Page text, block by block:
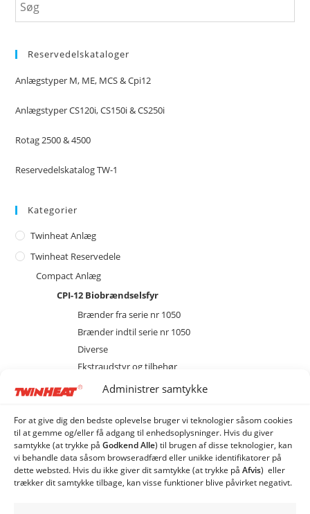
Administrer samtykke
For at give dig den bedste oplevelse bruger vi teknologier såsom cookies
til at gemme og/eller få adgang til enhedsoplysninger. Hvis du giver
samtykke (at trykke på Godkend Alle) til brugen af ​​disse teknologier, kan
vi behandle data såsom browseradfærd eller unikke identifikatorer på
dette websted. Hvis du ikke giver dit samtykke (at trykke på Afvis) eller
trækker dit samtykke tilbage, kan visse funktioner blive påvirket negativt.
Reservedelskataloger
Anlægstyper M, ME, MCS & Cpi12
Anlægstyper CS120i, CS150i & CS250i
Rotag 2500 & 4500
Reservedelskatalog TW-1
Kategorier
Twinheat Anlæg
Twinheat Reservedele
Compact Anlæg
CPI-12 Biobrændselsfyr
Brænder fra serie nr 1050
Brænder indtil serie nr 1050
Diverse
Ekstraudstyr og tilbehør
EL
Magasin
Sprinkler
TW-1 Pillefyr
Combi Anlæg
Industri Anlæg